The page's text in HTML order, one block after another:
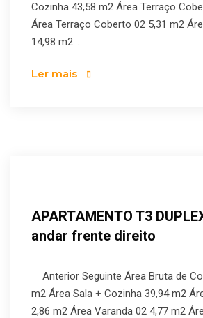
Cozinha 43,58 m2 Área Terraço
Área Terraço Coberto 02 5,31 m2
14,98 m2...
Ler mais
APARTAMENTO T3
andar frente direito
Anterior Seguinte Área Bruta de
m2 Área Sala + Cozinha 39,94 m2
2,86 m2 Área Varanda 02 4,77 m2